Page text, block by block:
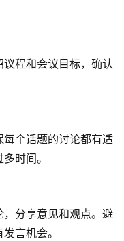
程和会议目标，确认
个话题的讨论都有适
时间。
分享意见和观点。避
言机会。